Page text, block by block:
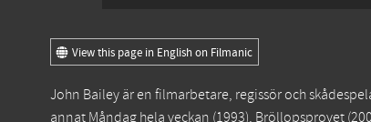
View this page in English on Filmanic
John Bailey är en filmarbetare, regissör och
annat Måndag hela veckan (1993), Bröllopsprovet